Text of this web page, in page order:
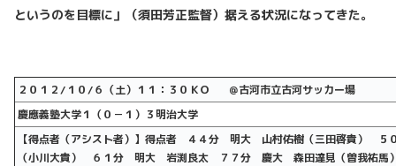
というのを目標に」（須田芳正監督）据える状況になってきた。
２０１２/ １０/６（土）１１：３０ＫＯ
＠古河市立古河サッカー場
慶應義塾大学１（０－１）３明治大学
【得点者（アシスト者）】得点者 ４４分 明大 山村佑樹（三田啓貴）
（小川大貴） ６１分 明大 岩渕良太 ７７分 慶大 森田達見（曽我祐馬